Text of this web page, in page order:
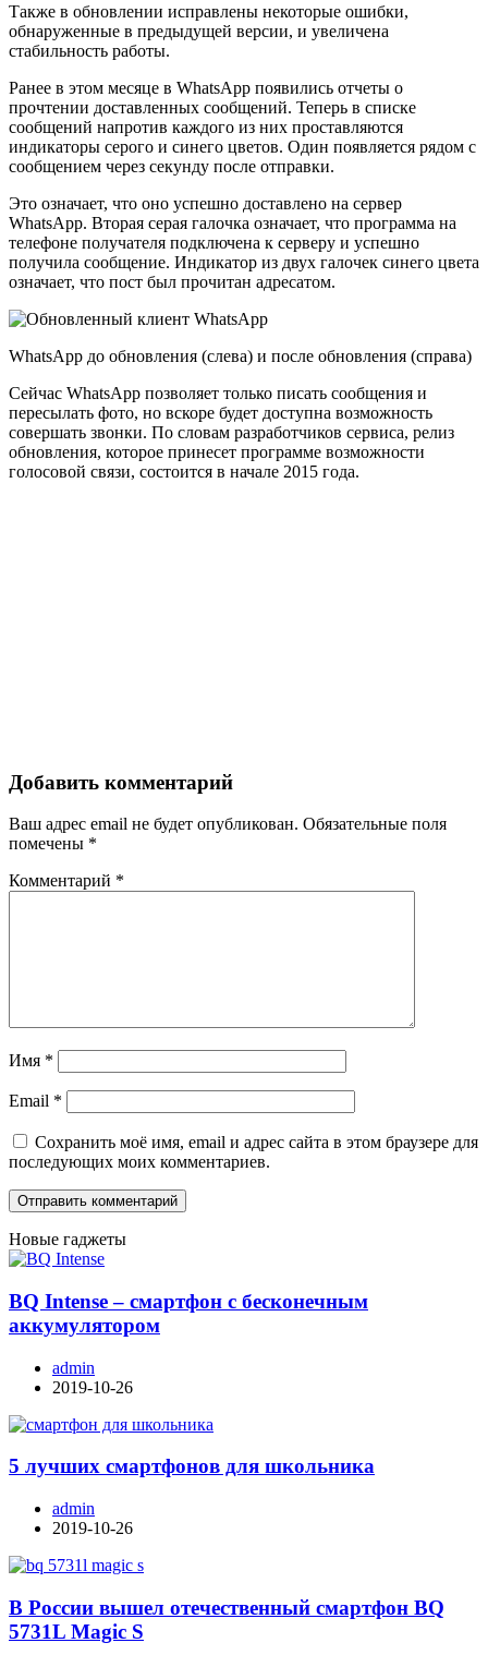
Также в обновлении исправлены некоторые ошибки,
обнаруженные в предыдущей версии, и увеличена
стабильность работы.
Ранее в этом месяце в WhatsApp появились отчеты о
прочтении доставленных сообщений. Теперь в списке
сообщений напротив каждого из них проставляются
индикаторы серого и синего цветов. Один появляется рядом с
сообщением через секунду после отправки.
Это означает, что оно успешно доставлено на сервер
WhatsApp. Вторая серая галочка означает, что программа на
телефоне получателя подключена к серверу и успешно
получила сообщение. Индикатор из двух галочек синего цвета
означает, что пост был прочитан адресатом.
WhatsApp до обновления (слева) и после обновления (справа)
Сейчас WhatsApp позволяет только писать сообщения и
пересылать фото, но вскоре будет доступна возможность
совершать звонки. По словам разработчиков сервиса, релиз
обновления, которое принесет программе возможности
голосовой связи, состоится в начале 2015 года.
Добавить комментарий
Ваш адрес email не будет опубликован. Обязательные поля
помечены *
Комментарий *
Имя *
Email *
Сохранить моё имя, email и адрес сайта в этом браузере для
последующих моих комментариев.
Новые гаджеты
BQ Intense – смартфон с бесконечным
аккумулятором
admin
2019-10-26
5 лучших смартфонов для школьника
admin
2019-10-26
В России вышел отечественный смартфон BQ
5731L Magic S